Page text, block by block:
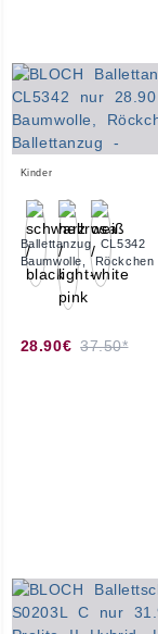
Kinder
Ballettanzug CL5342
Baumwolle, Röckchen
28.90€ 37.50*